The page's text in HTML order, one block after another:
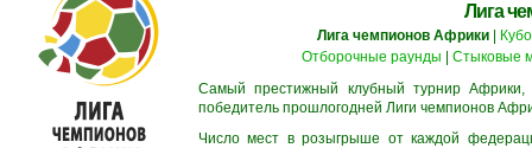
Лига
Лига чемпионов Африки|
Отборочные раунды
Стыковые
Самый престижный клубный турнир
победитель прошлогодней Лиги чемпионов
Число мест в розыгрыше от каждой